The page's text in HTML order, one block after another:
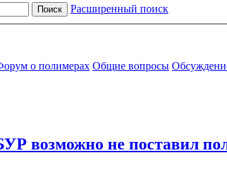
Поиск Расширенный поиск
о полимерах Общие вопросы
возможно не поставил